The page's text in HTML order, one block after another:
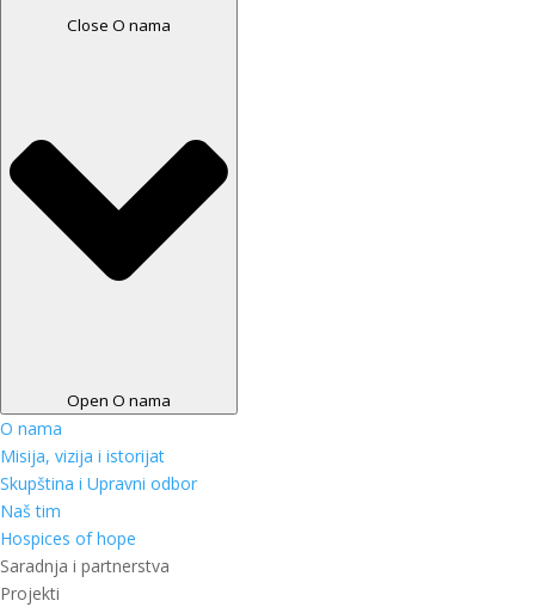
Close O nama
Open O nama
O nama
Misija, vizija i istorijat
Skupština i Upravni odbor
Naš tim
Hospices of hope
Saradnja i partnerstva
Projekti